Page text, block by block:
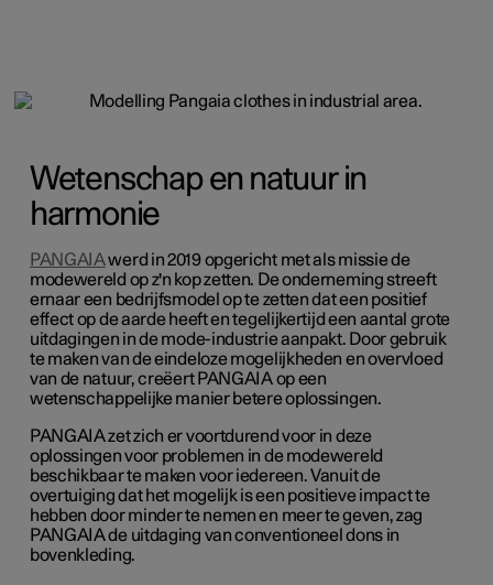
Wetenschap en natuur in
harmonie
PANGAIAwerd in 2019 opgericht met als missie de
modewereld op z'n kop zetten. De onderneming streeft
ernaar een bedrijfsmodel op te zetten dat een positief
effect op de aarde heeft en tegelijkertijd een aantal grote
uitdagingen in de mode-industrie aanpakt. Door gebruik
te maken van de eindeloze mogelijkheden en overvloed
van de natuur, creëert PANGAIA op een
wetenschappelijke manier betere oplossingen.
PANGAIA zet zich er voortdurend voor in deze
oplossingen voor problemen in de modewereld
beschikbaar te maken voor iedereen. Vanuit de
overtuiging dat het mogelijk is een positieve impact te
hebben door minder te nemen en meer te geven, zag
PANGAIA de uitdaging van conventioneel dons in
bovenkleding.